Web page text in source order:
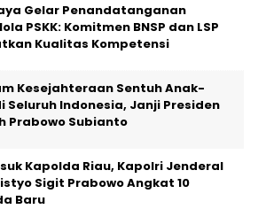
Gelar Penandatanganan
PSKK: Komitmen BNSP dan LSP
Kualitas Kompetensi
Kesejahteraan Sentuh Anak-
Seluruh Indonesia, Janji Presiden
Prabowo Subianto
Kapolda Riau, Kapolri Jenderal
Sigit Prabowo Angkat 10
Baru